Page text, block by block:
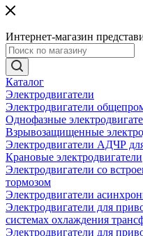
Интернет-магазин
Каталог
Электродвигатели
Электродвигатели
Однофазные
Взрывозащищенные
Электродвигатели АДЧР
Крановые электродвигатели
Электродвигатели со
тормозом
Электродвигатели
Электродвигатели для
системах охлаждения
Электродвигатели для